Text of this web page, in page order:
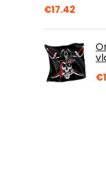
€17.42
€